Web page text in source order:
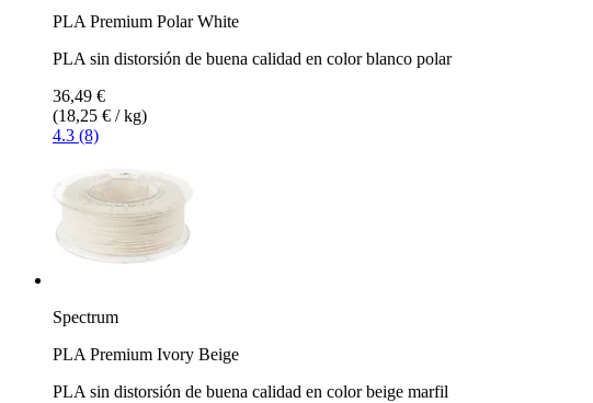
PLA Premium Polar White
PLA sin distorsión de buena calidad en color blanco polar
36,49 €
(18,25 € / kg)
4.3 (8)
Spectrum
PLA Premium Ivory Beige
PLA sin distorsión de buena calidad en color beige marfil